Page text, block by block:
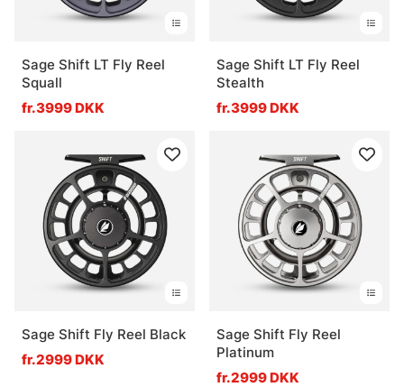
Sage Shift LT Fly Reel
Squall
fr.3999 DKK
Sage Shift LT Fly Reel
Stealth
fr.3999 DKK
Sage Shift Fly Reel Black
fr.2999 DKK
Sage Shift Fly Reel
Platinum
fr.2999 DKK